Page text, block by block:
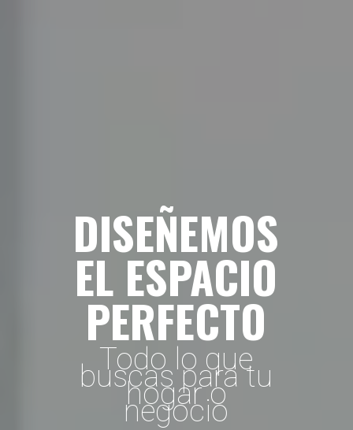
DISEÑEMOS
EL ESPACIO
PERFECTO
Todo lo que
buscas para tu
hogar o
negocio